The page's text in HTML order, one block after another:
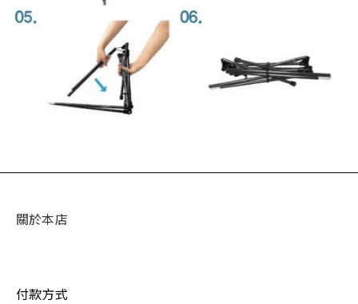
關於本店
付款方式